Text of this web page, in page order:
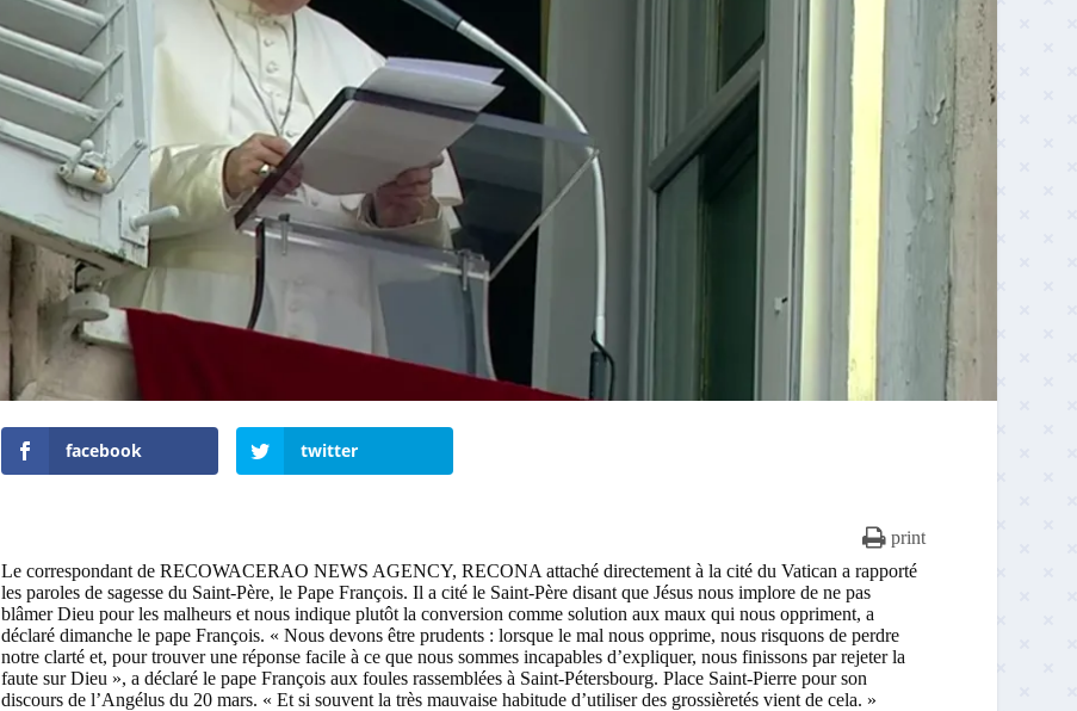
facebook twitter
print
Le correspondant de RECOWACERAO NEWS AGENCY, RECONA attaché directement à la cité du Vatican a rapporté
les paroles de sagesse du Saint-Père, le Pape François. Il a cité le Saint-Père disant que Jésus nous implore de ne pas
blâmer Dieu pour les malheurs et nous indique plutôt la conversion comme solution aux maux qui nous oppriment, a
déclaré dimanche le pape François. « Nous devons être prudents : lorsque le mal nous opprime, nous risquons de perdre
notre clarté et, pour trouver une réponse facile à ce que nous sommes incapables d’expliquer, nous finissons par rejeter la
faute sur Dieu », a déclaré le pape François aux foules rassemblées à Saint-Pétersbourg. Place Saint-Pierre pour son
discours de l’Angélus du 20 mars. « Et si souvent la très mauvaise habitude d’utiliser des grossièretés vient de cela. »